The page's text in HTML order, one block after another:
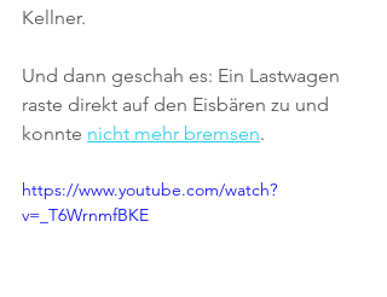
Kellner.
Und dann geschah es: Ein Lastwagen
raste direkt auf den Eisbären zu und
konnte nicht mehr bremsen.
https://www.youtube.com/watch?
v=_T6WrnmfBKE